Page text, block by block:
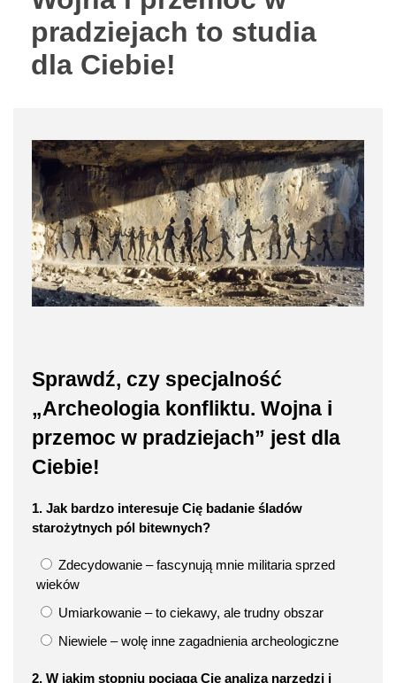
pradziejach to studia
dla Ciebie!
Sprawdź, czy specjalność
„Archeologia konfliktu. Wojna i
przemoc w pradziejach” jest dla
Ciebie!
1. Jak bardzo interesuje Cię badanie śladów
starożytnych pól bitewnych?
Zdecydowanie – fascynują mnie militaria sprzed
wieków
Umiarkowanie – to ciekawy, ale trudny obszar
Niewiele – wolę inne zagadnienia archeologiczne
2. W jakim stopniu pociąga Cię analiza narzędzi i